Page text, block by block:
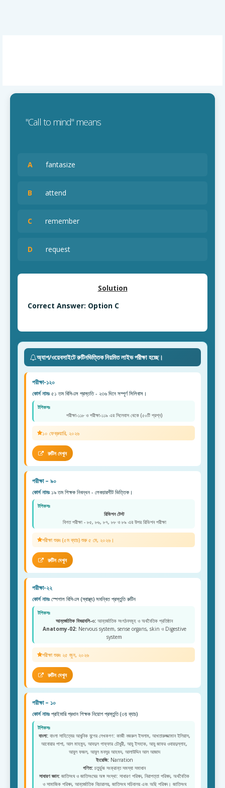
"Call to mind" means
A fantasize
B attend
C remember
D request
Solution
Correct Answer: Option C
অ্যাপ/ওয়েবসাইটে রুটিনভিত্তিক নিয়মিত লাইভ পরীক্ষা হচ্ছে।
পরীক্ষা-১২০
কোর্স নামঃ ৫১ তম বিসিএস প্রস্ততি - ২৩৬ দিনে সম্পূর্ণ সিলিবাস।
টপিকসঃ
পরীক্ষা-১১৮ ও পরীক্ষা-১১৯ এর সিলেবাস থেকে (৫০টি প্রশ্ন)
১০ ফেব্রুয়ারি, ২০২৬
রুটিন দেখুন
পরীক্ষা – ৯০
কোর্স নামঃ ১৯ তম শিক্ষক নিবন্ধন - লেকচারশীট ভিত্তিক।
টপিকসঃ
রিভিশন টেস্ট
বিগত পরীক্ষা - ৮৫, ৮৬, ৮৭, ৮৮ ও ৮৯ এর উপর রিভিশন পরীক্ষা
পরীক্ষা শুরুঃ (৫ম ব্যাচ) শুরু ৫ মে, ২০২৬।
রুটিন দেখুন
পরীক্ষা-২২
কোর্স নামঃ স্পেশাল বিসিএস (স্বাস্থ্য) সমন্বিত প্রস্তুতি রুটিন
টপিকসঃ
আন্তর্জাতিক বিষয়াবলি-৩: আন্তর্জাতিক সংগঠনসমূহ ও অর্থনৈতিক প্রতিষ্ঠান
Anatomy-02:Nervous system, sense organs, skin ও Digestive
system
পরীক্ষা শুরুঃ ২৫ জুন, ২০২৬
রুটিন দেখুন
পরীক্ষা – ১০
কোর্স নামঃ প্রাইমারি প্রধান শিক্ষক নিয়োগ প্রস্তুতি (৩য় ব্যাচ)
টপিকসঃ
বাংলা:বাংলা সাহিত্যের আধুনিক যুগের লেখকগণ: কাজী নজরুল ইসলাম, আখতারুজ্জামান ইলিয়াস,
আনোয়ার পাশা, আল মাহমুদ, আবদুল গাফ্ফার চৌধুরী, আবু ইসহাক, আবু জাফর ওবায়দুল্লাহ,
আবুল ফজল, আবুল মনসুর আহমদ, আলাউদ্দিন আল আজাদ
ইংরেজি:Narration
গণিত: চতুর্ভুজ সংক্রান্ত সমস্যা সমাধান
সাধারণ জ্ঞান: জাতিসংঘ ও জাতিসংঘের অঙ্গ সংস্থা: সাধারণ পরিষদ, নিরাপত্তা পরিষদ, অর্থনৈতিক
ও সামাজিক পরিষদ, আন্তর্জাতিক বিচারালয়, জাতিসংঘ সচিবালয় এবং অছি পরিষদ। জাতিসংঘ